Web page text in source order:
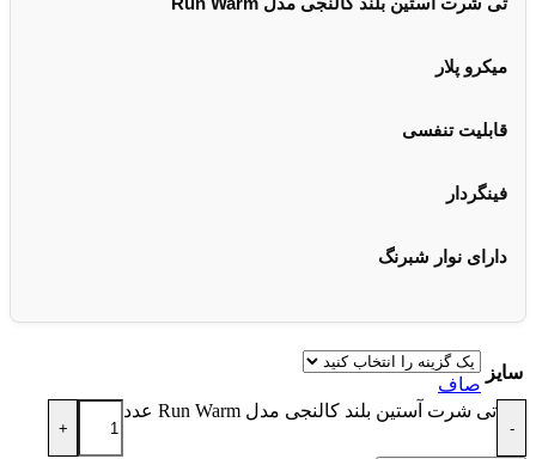
میکرو پلار
قابلیت تنفسی
فینگردار
دارای نوار شبرنگ
سایز
صاف
-
تی شرت آستین بلند کالنجی مدل Run Warm عدد
+